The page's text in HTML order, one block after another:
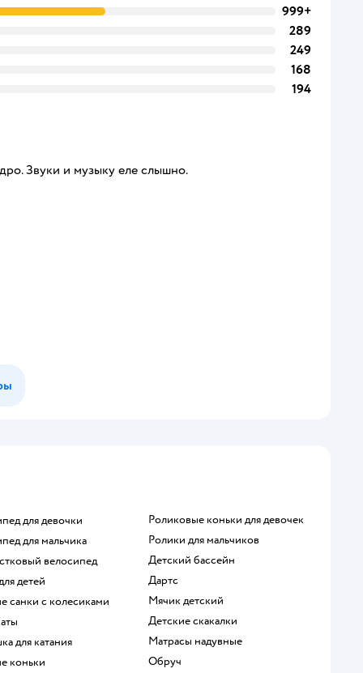
999+
289
249
168
194
Звуки и музыку еле слышно.
для девочки
для мальчика
велосипед
детей
санки с колесиками
для катания
коньки
Роликовые коньки для девочек
Ролики для мальчиков
Детский бассейн
Дартс
Мячик детский
Детские скакалки
Матрасы надувные
Обруч